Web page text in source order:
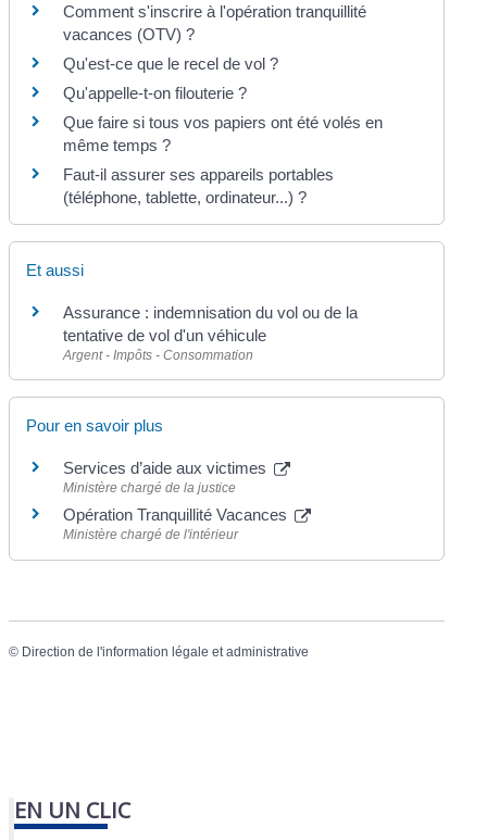
Comment s'inscrire à l'opération tranquillité
vacances (OTV) ?
Qu'est-ce que le recel de vol ?
Qu'appelle-t-on filouterie ?
Que faire si tous vos papiers ont été volés en
même temps ?
Faut-il assurer ses appareils portables
(téléphone, tablette, ordinateur...) ?
Et aussi
Assurance : indemnisation du vol ou de la
tentative de vol d'un véhicule
Argent - Impôts - Consommation
Pour en savoir plus
Services d’aide aux victimes
Ministère chargé de la justice
Opération Tranquillité Vacances
Ministère chargé de l'intérieur
© Direction de l'information légale et administrative
EN UN CLIC